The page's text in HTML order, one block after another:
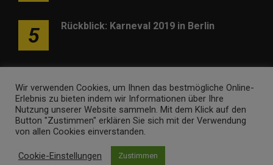
5 Rückblick: Karneval 2019 in Berlin
Werben Kontakt Impressum Newsletter
Ventures. Webseitenbetreiber ist
Wir verwenden Cookies, um Ihnen das bestmögliche Online-
Erlebnis zu bieten indem wir Informationen über Ihre
Nutzung unserer Website sammeln. Mit dem Klick auf den
Button "Zustimmen" erklären Sie sich mit der Verwendung
von allen Cookies einverstanden.
Cookie-Einstellungen Zustimmen